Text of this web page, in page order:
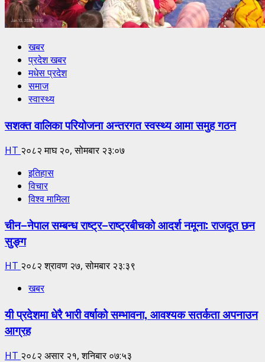
खबर
प्रदेश खबर
मधेस प्रदेश
समाज
स्वास्थ्य
सशक्त वालिका परियोजना अन्तरगत स्वस्थ्य आमा समुह गठन
HT २०८२ माघ २०, सोमबार २३:०७
इतिहास
विचार
विश्व मामिला
चीन–नेपाल सम्बन्ध राष्ट्र–राष्ट्रबीचको आदर्श नमूना: राजदूत छन
सुङ्ग
HT २०८२ श्रावण २७, सोमबार २३:३९
खबर
यी प्रदेशमा धेरै भारी वर्षाको सम्भावना, आवश्यक सतर्कता अपनाउन
आग्रह
HT २०८२ असार २१, शनिबार ०७:५३